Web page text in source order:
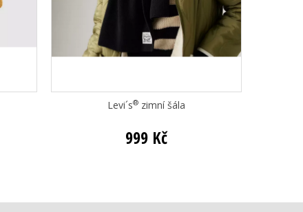
Levi´s® zimní šála
999 Kč